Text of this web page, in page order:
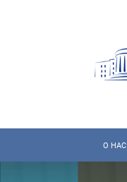
О НАС